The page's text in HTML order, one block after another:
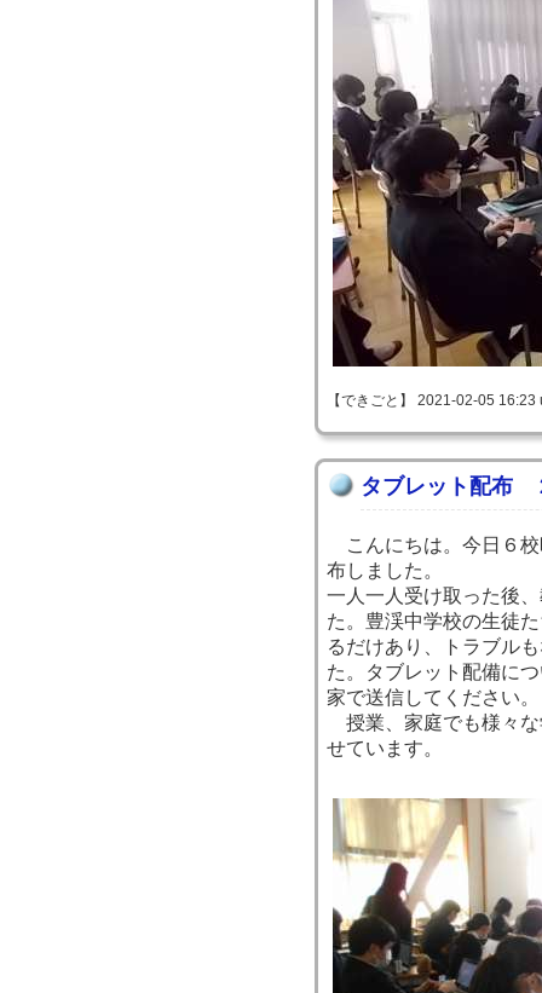
【できごと】 2021-02-05
タブレット配布
こんにちは。今日６校
布しました。
一人一人受け取った後
た。豊渓中学校の生徒
るだけあり、トラブル
た。タブレット配備に
家で送信してください。
授業、家庭でも様々な
せています。